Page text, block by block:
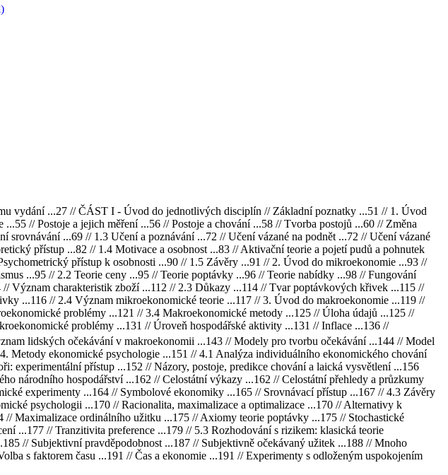
vydání ...27 // ČÁST I - Úvod do jednotlivých disciplín // Základní poznatky ...51 // 1. Úvod
// Postoje a jejich měření ...56 // Postoje a chování ...58 // Tvorba postojů ...60 // Změna
...69 // 1.3 Učení a poznávání ...72 // Učení vázané na podnět ...72 // Učení vázané
přístup ...82 // 1.4 Motivace a osobnost ...83 // Aktivační teorie a pojetí pudů a pohnutek
přístup k osobnosti ...90 // 1.5 Závěry ...91 // 2. Úvod do mikroekonomie ...93 //
...95 // 2.2 Teorie ceny ...95 // Teorie poptávky ...96 // Teorie nabídky ...98 // Fungování
Význam charakteristik zboží ...112 // 2.3 Důkazy ...114 // Tvar poptávkových křivek ...115 //
...116 // 2.4 Význam mikroekonomické teorie ...117 // 3. Úvod do makroekonomie ...119 //
problémy ...121 // 3.4 Makroekonomické metody ...125 // Úloha údajů ...125 //
problémy ...131 // Úroveň hospodářské aktivity ...131 // Inflace ...136 //
lidských očekávání v makroekonomii ...143 // Modely pro tvorbu očekávání ...144 // Model
Metody ekonomické psychologie ...151 // 4.1 Analýza individuálního ekonomického chování
experimentální přístup ...152 // Názory, postoje, predikce chování a laická vysvětlení ...156
národního hospodářství ...162 // Celostátní výkazy ...162 // Celostátní přehledy a průzkumy
experimenty ...164 // Symbolové ekonomiky ...165 // Srovnávací přístup ...167 // 4.3 Závěry
psychologii ...170 // Racionalita, maximalizace a optimalizace ...170 // Alternativy k
Maximalizace ordinálního užitku ...175 // Axiomy teorie poptávky ...175 // Stochastické
...177 // Tranzitivita preference ...179 // 5.3 Rozhodování s rizikem: klasická teorie
// Subjektivní pravděpodobnost ...187 // Subjektivně očekávaný užitek ...188 // Mnoho
s faktorem času ...191 // Čas a ekonomie ...191 // Experimenty s odloženým uspokojením